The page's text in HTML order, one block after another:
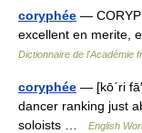
coryphée —
excellent en merite,
Dictionnaire de l'Académie
coryphée — [kō΄ri
dancer ranking just
soloists …
English